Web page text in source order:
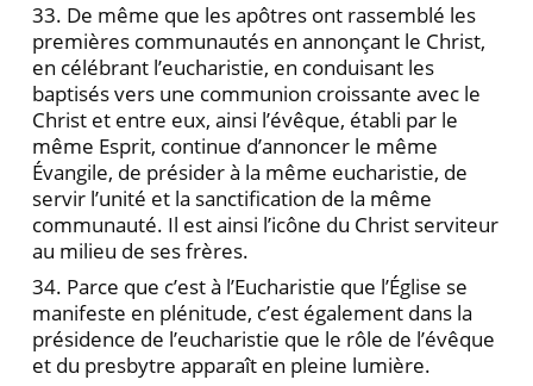
33. De même que les apôtres ont rassemblé les
premières communautés en annonçant le Christ,
en célébrant l’eucharistie, en conduisant les
baptisés vers une communion croissante avec le
Christ et entre eux, ainsi l’évêque, établi par le
même Esprit, continue d’annoncer le même
Évangile, de présider à la même eucharistie, de
servir l’unité et la sanctification de la même
communauté. Il est ainsi l’icône du Christ serviteur
au milieu de ses frères.
34. Parce que c’est à l’Eucharistie que l’Église se
manifeste en plénitude, c’est également dans la
présidence de l’eucharistie que le rôle de l’évêque
et du presbytre apparaît en pleine lumière.